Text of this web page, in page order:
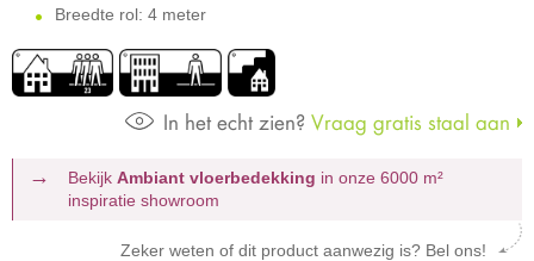
Breedte rol: 4 meter
In het echt zien? Vraag gratis staal aan
Bekijk Ambiant vloerbedekking in onze 6000 m²
inspiratie showroom
Zeker weten of dit product aanwezig is? Bel ons!